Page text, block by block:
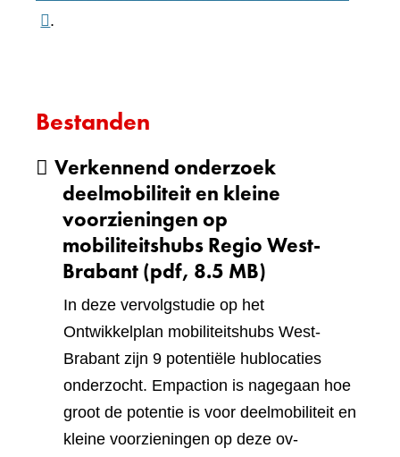
.
Bestanden
Verkennend onderzoek
deelmobiliteit en kleine
voorzieningen op
mobiliteitshubs Regio West-
Brabant(pdf, 8.5 MB)
In deze vervolgstudie op het
Ontwikkelplan mobiliteitshubs West-
Brabant zijn 9 potentiële hublocaties
onderzocht. Empaction is nagegaan hoe
groot de potentie is voor deelmobiliteit en
kleine voorzieningen op deze ov-